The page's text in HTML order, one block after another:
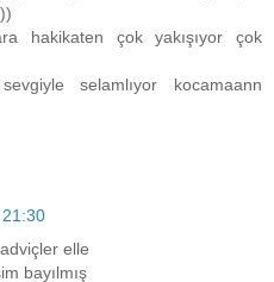
hakikaten çok yakışıyor çok
selamlıyor kocamaann
elle
bayılmış